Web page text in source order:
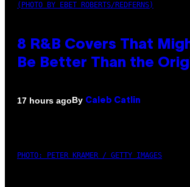
(PHOTO BY EBET ROBERTS/REDFERNS)
8 R&B Covers That
Be Better Than the
17 hours agoBy Caleb Catlin
PHOTO: PETER KRAMER / GETTY IMAGES